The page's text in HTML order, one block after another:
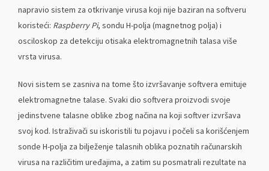
napravio sistem za otkrivanje virusa koji nije baziran na softveru
koristeći: Raspberry Pi, sondu H-polja (magnetnog polja) i
osciloskop za detekciju otisaka elektromagnetnih talasa više
vrsta virusa.
Novi sistem se zasniva na tome što izvršavanje softvera emituje
elektromagnetne talase. Svaki dio softvera proizvodi svoje
jedinstvene talasne oblike zbog načina na koji softver izvršava
svoj kod. Istraživači su iskoristili tu pojavu i počeli sa korišćenjem
sonde H-polja za bilježenje talasnih oblika poznatih računarskih
virusa na različitim uređajima, a zatim su posmatrali rezultate na